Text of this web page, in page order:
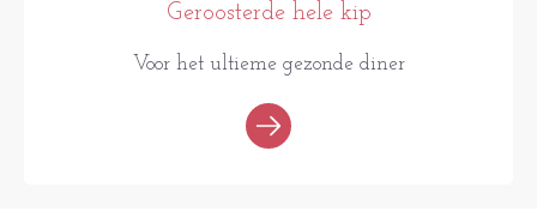
Geroosterde hele kip
Voor het ultieme gezonde diner